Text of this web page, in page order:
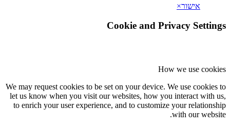
Cookie and
How
We may request cookies to be set on your device. We
let us know when you visit our websites, how you
to enrich your user experience, and to customize